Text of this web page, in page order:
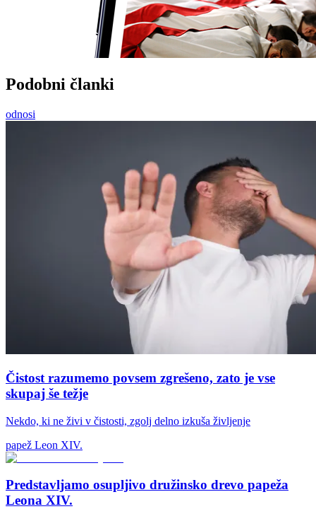
Podobni članki
odnosi
Čistost razumemo povsem zgrešeno, zato je vse
skupaj še težje
Nekdo, ki ne živi v čistosti, zgolj delno izkuša življenje
papež Leon XIV.
Predstavljamo osupljivo družinsko drevo papeža
Leona XIV.